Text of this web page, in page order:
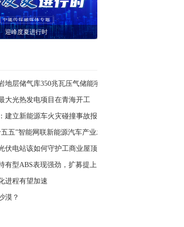
迎峰度夏进行时
地层储气库350兆瓦压气储能项目开工
大光热发电项目在青海开工
建立新能源车火灾碰撞事故报告制度
五”智能网联新能源汽车产业发展规划
伏电站该如何守护工商业屋顶
有型ABS表现强劲，扩募提上日程
进程有望加速
漠？